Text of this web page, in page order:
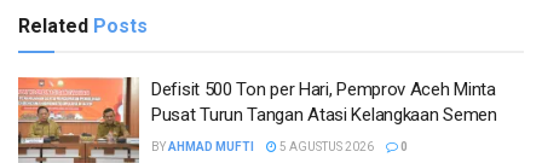
Related Posts
Defisit 500 Ton per Hari, Pemprov Aceh Minta
Pusat Turun Tangan Atasi Kelangkaan Semen
BYAHMAD MUFTI 5 AGUSTUS 2026 0